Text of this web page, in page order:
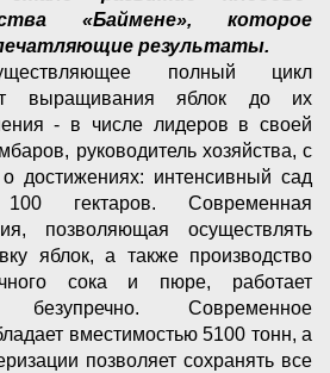
«Баймене», которое
результаты.
полный цикл
выращивания яблок до их
- в числе лидеров в своей
руководитель хозяйства, с
достижениях: интенсивный сад
гектаров. Современная
позволяющая осуществлять
яблок, а также производство
сока и пюре, работает
Современное
вместимостью 5100 тонн, а
позволяет сохранять все